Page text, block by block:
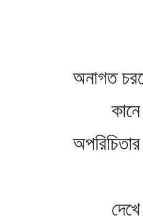
চরণের
কানে
কণ্ঠ
তবু পাই